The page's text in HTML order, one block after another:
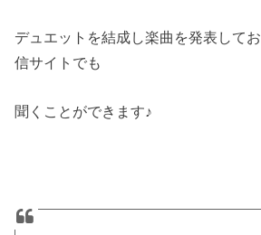
デュエットを結成し楽曲を発表して
信サイトでも
聞くことができます♪